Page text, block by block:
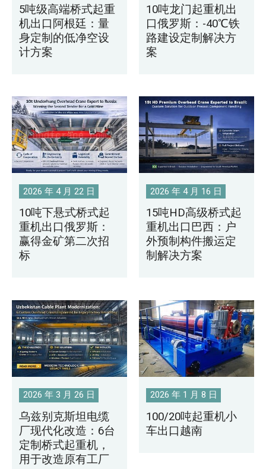
5吨级高端桥式起重
机出口阿根廷：量
身定制的低净空设
计方案
10吨龙门起重机出
口俄罗斯：-40℃铁
路建设定制解决方
案
2026 年 4 月 22 日
10吨下悬式桥式起
重机出口俄罗斯：
赢得金矿第二次招
标
2026 年 4 月 16 日
15吨HD高级桥式起
重机出口巴西：户
外预制构件搬运定
制解决方案
2026 年 3 月 26 日
乌兹别克斯坦电缆
厂现代化改造：6台
定制桥式起重机，
用于改造原有工厂
2026 年 1 月 8 日
100/20吨起重机小
车出口越南